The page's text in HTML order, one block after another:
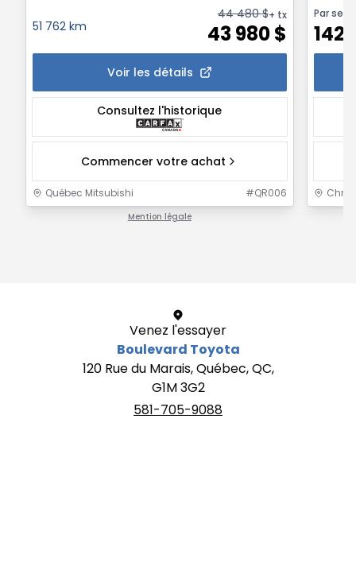
51 762 km 43 980$
44 480$+ tx
Voir les détails
Consultez l'historique
Commencer votre achat
Québec Mitsubishi #QR006
Mention légale
Par
142
Venez l'essayer
Boulevard Toyota
120 Rue du Marais, Québec, QC,
G1M 3G2
581-705-9088